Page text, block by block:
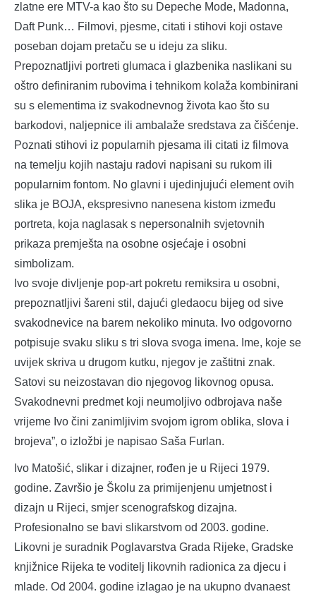
zlatne ere MTV-a kao što su Depeche Mode, Madonna,
Daft Punk… Filmovi, pjesme, citati i stihovi koji ostave
poseban dojam pretaču se u ideju za sliku.
Prepoznatljivi portreti glumaca i glazbenika naslikani su
oštro definiranim rubovima i tehnikom kolaža kombinirani
su s elementima iz svakodnevnog života kao što su
barkodovi, naljepnice ili ambalaže sredstava za čišćenje.
Poznati stihovi iz popularnih pjesama ili citati iz filmova
na temelju kojih nastaju radovi napisani su rukom ili
popularnim fontom. No glavni i ujedinjujući element ovih
slika je BOJA, ekspresivno nanesena kistom između
portreta, koja naglasak s nepersonalnih svjetovnih
prikaza premješta na osobne osjećaje i osobni
simbolizam.
Ivo svoje divljenje pop-art pokretu remiksira u osobni,
prepoznatljivi šareni stil, dajući gledaocu bijeg od sive
svakodnevice na barem nekoliko minuta. Ivo odgovorno
potpisuje svaku sliku s tri slova svoga imena. Ime, koje se
uvijek skriva u drugom kutku, njegov je zaštitni znak.
Satovi su neizostavan dio njegovog likovnog opusa.
Svakodnevni predmet koji neumoljivo odbrojava naše
vrijeme Ivo čini zanimljivim svojom igrom oblika, slova i
brojeva”, o izložbi je napisao Saša Furlan.
Ivo Matošić, slikar i dizajner, rođen je u Rijeci 1979.
godine. Završio je Školu za primijenjenu umjetnost i
dizajn u Rijeci, smjer scenografskog dizajna.
Profesionalno se bavi slikarstvom od 2003. godine.
Likovni je suradnik Poglavarstva Grada Rijeke, Gradske
knjižnice Rijeka te voditelj likovnih radionica za djecu i
mlade. Od 2004. godine izlagao je na ukupno dvanaest